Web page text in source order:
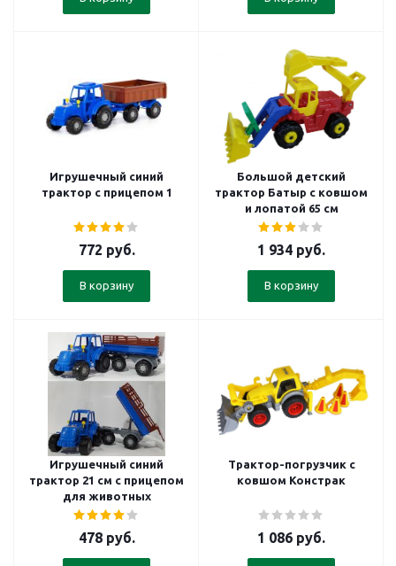
Игрушечный синий
трактор с прицепом 1
772 руб.
В корзину
Большой детский
трактор Батыр с ковшом
и лопатой 65 см
1 934 руб.
В корзину
Игрушечный синий
трактор 21 см с прицепом
для животных
478руб.
Трактор-погрузчик с
ковшом Констрак
1 086 руб.